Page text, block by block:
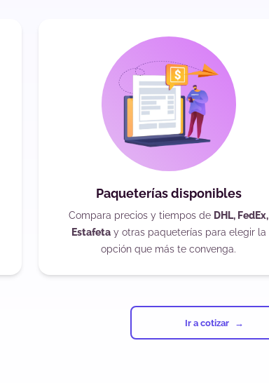
Paqueterías disponibles
Compara precios y tiempos de DHL, FedEx,
Estafetay otras paqueterías para elegir la
opción que más te convenga.
Ir a cotizar